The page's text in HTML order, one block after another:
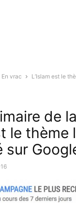
En vrac
L’Islam est le
de
le thème
sur